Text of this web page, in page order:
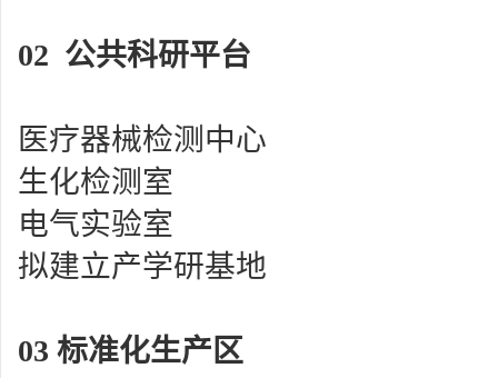
02 公共科研平台
医疗器械检测中心
生化检测室
电气实验室
拟建立产学研基地
03 标准化生产区